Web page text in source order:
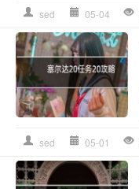
sed 05-04
sed 05-01